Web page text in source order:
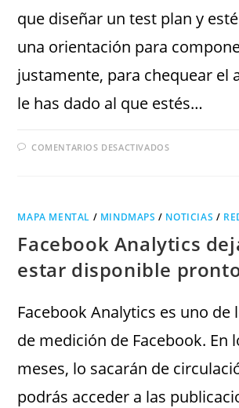
que diseñar un test plan y
una orientación para
justamente, para chequear el
le has dado al que estés…
COMENTARIOS DESACTIVADOS
MAPA MENTAL / MINDMAPS / NOTICIAS /
Facebook Analytics
estar disponible
Facebook Analytics es uno de
de medición de Facebook. En
meses, lo sacarán de
podrás acceder a las